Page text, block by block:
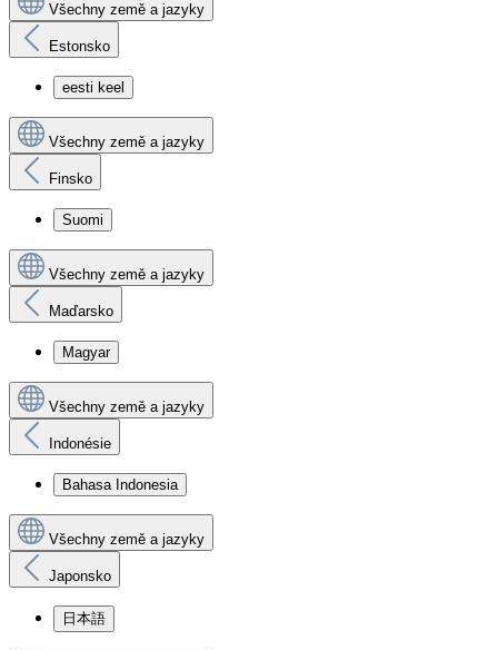
Všechny země a jazyky
Estonsko
eesti keel
Všechny země a jazyky
Finsko
Suomi
Všechny země a jazyky
Maďarsko
Magyar
Všechny země a jazyky
Indonésie
Bahasa Indonesia
Všechny země a jazyky
Japonsko
日本語